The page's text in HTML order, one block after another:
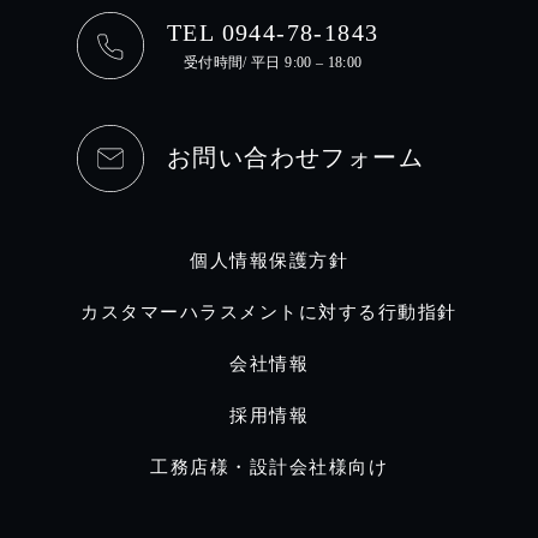
TEL 0944-78-1843
受付時間/ 平日 9:00 – 18:00
お問い合わせフォーム
個人情報保護方針
カスタマーハラスメントに対する行動指針
会社情報
採用情報
工務店様・設計会社様向け